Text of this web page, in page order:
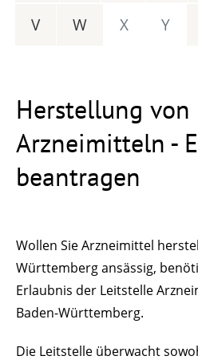
V W X Y
Herstellung von
Arzneimitteln -
beantragen
Wollen Sie Arzneimittel
Württemberg ansässig,
Erlaubnis der Leitstelle
Baden-Württemberg.
Die Leitstelle überwacht